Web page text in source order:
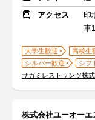
アクセス
印
車
大学生歓迎 高校生
シルバー歓迎
シフ
サガミレストランツ株
株式会社ユーオー